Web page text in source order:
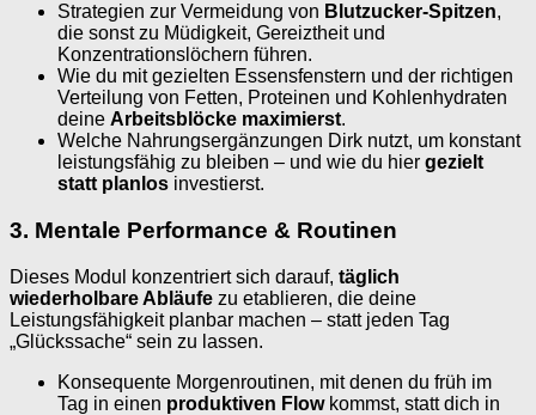
Strategien zur Vermeidung von Blutzucker-Spitzen,
die sonst zu Müdigkeit, Gereiztheit und
Konzentrationslöchern führen.
Wie du mit gezielten Essensfenstern und der richtigen
Verteilung von Fetten, Proteinen und Kohlenhydraten
deine Arbeitsblöcke maximierst.
Welche Nahrungsergänzungen Dirk nutzt, um konstant
leistungsfähig zu bleiben – und wie du hier gezielt
statt planlos investierst.
3. Mentale Performance & Routinen
Dieses Modul konzentriert sich darauf, täglich
wiederholbare Abläufe zu etablieren, die deine
Leistungsfähigkeit planbar machen – statt jeden Tag
„Glückssache“ sein zu lassen.
Konsequente Morgenroutinen, mit denen du früh im
Tag in einen produktiven Flowkommst, statt dich in